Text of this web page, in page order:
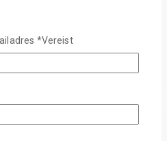
Weergave
*Vereist